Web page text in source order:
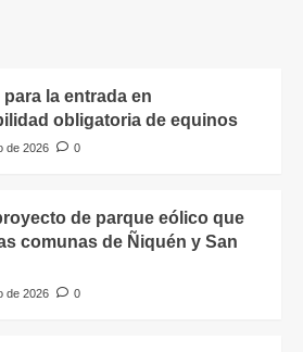
la entrada en
obligatoria de equinos
de 2026
0
de parque eólico que
comunas de Ñiquén y San
de 2026
0